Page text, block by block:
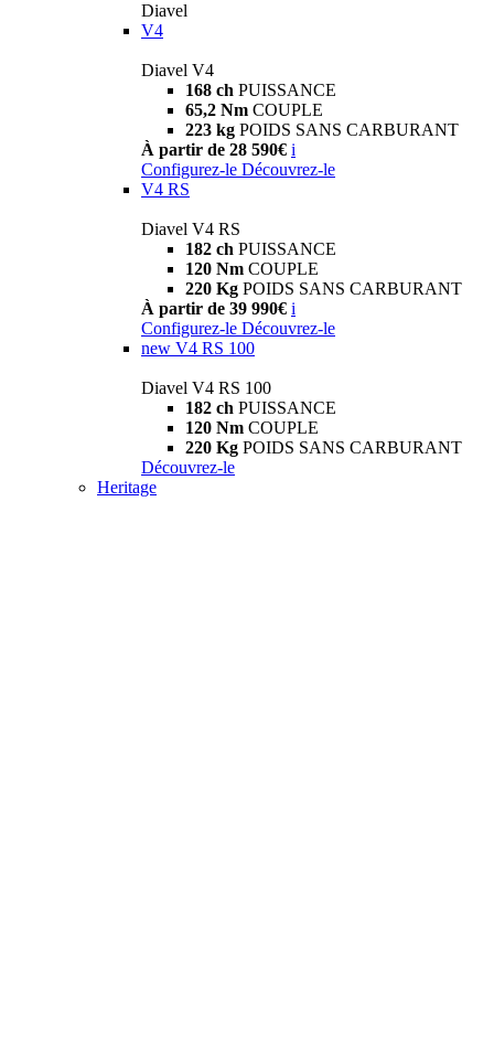
Diavel
V4
Diavel V4
168 ch PUISSANCE
65,2 Nm COUPLE
223 kg POIDS SANS CARBURANT
À partir de 28 590€ i
Configurez-le Découvrez-le
V4 RS
Diavel V4 RS
182 ch PUISSANCE
120 Nm COUPLE
220 Kg POIDS SANS CARBURANT
À partir de 39 990€ i
Configurez-le Découvrez-le
new V4 RS 100
Diavel V4 RS 100
182 ch PUISSANCE
120 Nm COUPLE
220 Kg POIDS SANS CARBURANT
Découvrez-le
Heritage